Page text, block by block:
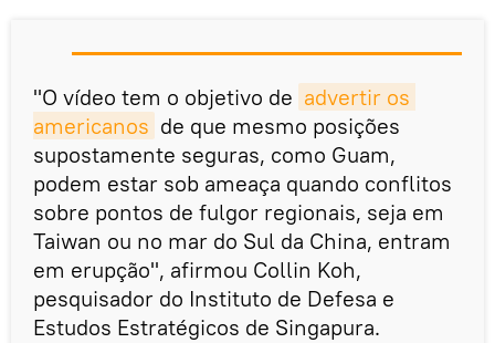
"O vídeo tem o objetivo de advertir os
americanos de que mesmo posições
supostamente seguras, como Guam,
podem estar sob ameaça quando conflitos
sobre pontos de fulgor regionais, seja em
Taiwan ou no mar do Sul da China, entram
em erupção", afirmou Collin Koh,
pesquisador do Instituto de Defesa e
Estudos Estratégicos de Singapura.